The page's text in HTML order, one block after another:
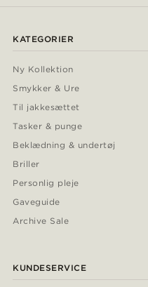
KATEGORIER
Ny Kollektion
Smykker & Ure
Til jakkesættet
Tasker & punge
Beklædning & undertøj
Briller
Personlig pleje
Gaveguide
Archive Sale
KUNDESERVICE